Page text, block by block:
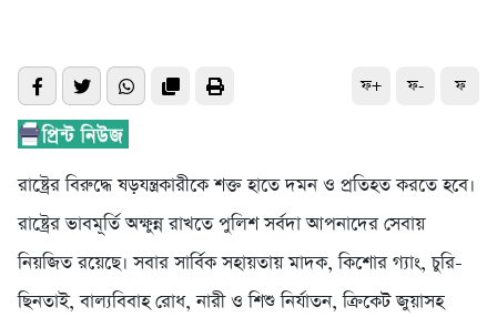
ফ+ ফ- ফ
রাষ্ট্রের বিরুদ্ধে ষড়যন্ত্রকারীকে শক্ত হাতে দমন ও প্রতিহত করতে হবে।
রাষ্ট্রের ভাবমূর্তি অক্ষুন্ন রাখতে পুলিশ সর্বদা আপনাদের সেবায়
নিয়জিত রয়েছে। সবার সার্বিক সহায়তায় মাদক, কিশোর গ্যাং, চুরি-
ছিনতাই, বাল্যবিবাহ রোধ, নারী ও শিশু নির্যাতন, ক্রিকেট জুয়াসহ